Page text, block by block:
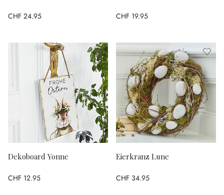
CHF 24.95 CHF 19.95
Dekoboard Yonne
CHF 12.95
Eierkranz Lune
CHF 34.95